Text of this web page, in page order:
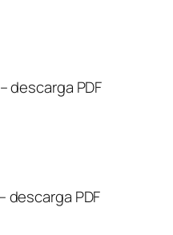
descarga PDF
descarga PDF